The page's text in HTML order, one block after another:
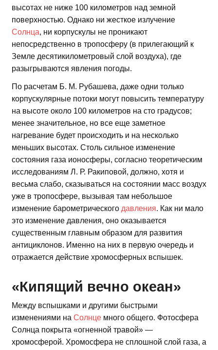
высотах не ниже 100 километров над земной
поверхностью. Однако ни жесткое излучение
Солнца, ни корпускулы не проникают
непосредственно в тропосферу (в прилегающий к
Земле десятикилометровый слой воздуха), где
разыгрываются явления погоды.
По расчетам Б. М. Рубашева, даже одни только
корпускулярные потоки могут повысить температуру
на высоте около 100 километров на сто градусов;
менее значительное, но все еще заметное
нагревание будет происходить и на несколько
меньших высотах. Столь сильное изменение
состояния газа ионосферы, согласно теоретическим
исследованиям Л. Р. Ракиповой, должно, хотя и
весьма слабо, сказываться на состоянии масс воздух
уже в тропосфере, вызывая там небольшое
изменение барометрического давления. Как ни мало
это изменение давления, оно оказывается
существенным главным образом для развития
антициклонов. Именно на них в первую очередь и
отражается действие хромосферных вспышек.
«Кипящий вечно океан»
Между вспышками и другими быстрыми
изменениями на Солнце много общего. Фотосфера
Солнца покрыта «огненной травой» —
хромосферой. Хромосфера не сплошной слой газа, а